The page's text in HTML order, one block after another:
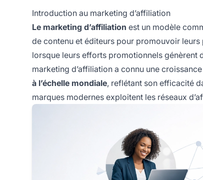
Introduction au marketing d’affiliation
Le marketing d’affiliation est un modèle
de contenu et éditeurs pour promouvoir
lorsque leurs efforts promotionnels génèrent
marketing d’affiliation a connu une
à l’échelle mondiale, reflétant son efficacité
marques modernes exploitent les réseaux